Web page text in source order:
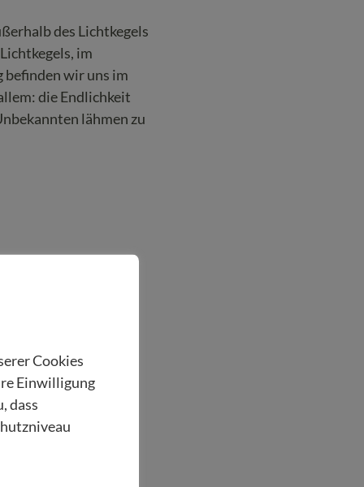
des Lichtkegels
im
befinden wir uns im
die Endlichkeit
lähmen zu
Cookies
Einwilligung
dass